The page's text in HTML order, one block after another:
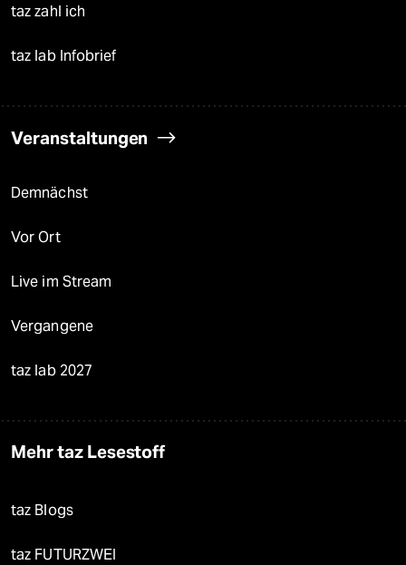
taz zahl ich
taz lab Infobrief
Veranstaltungen
Demnächst
Vor Ort
Live im Stream
Vergangene
taz lab 2027
Mehr taz Lesestoff
taz Blogs
taz FUTURZWEI